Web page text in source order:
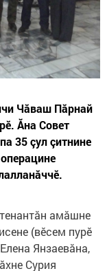
Чăваш Пăрнай
Ăна Совет
35 çул çитнине
амăшне
(вӗсем пурӗ
Янзаевăна,
Сурия